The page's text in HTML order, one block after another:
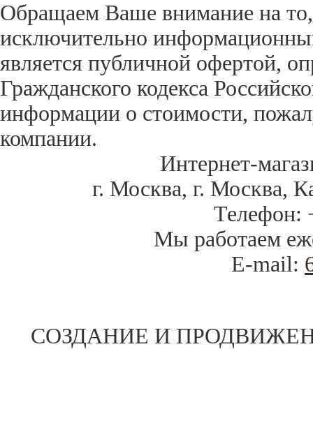
Обращаем Ваше внимание на
исключительно
является публичной офертой,
Гражданского кодекса
информации о стоимости,
компании.
Интернет-
г. Москва,г. Москва,
Телефон:
Мы работаем
E-mail:
СОЗДАНИЕ И